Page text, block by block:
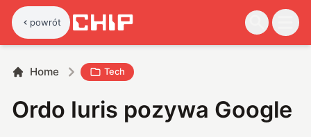
powrót
Home Tech
Ordo Iuris pozywa Google